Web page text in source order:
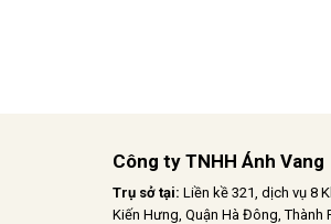
Công ty TNHH Ánh Vang
Trụ sở tại: Liền kề 321, dịch vụ 8
Kiến Hưng, Quận Hà Đông, Thành